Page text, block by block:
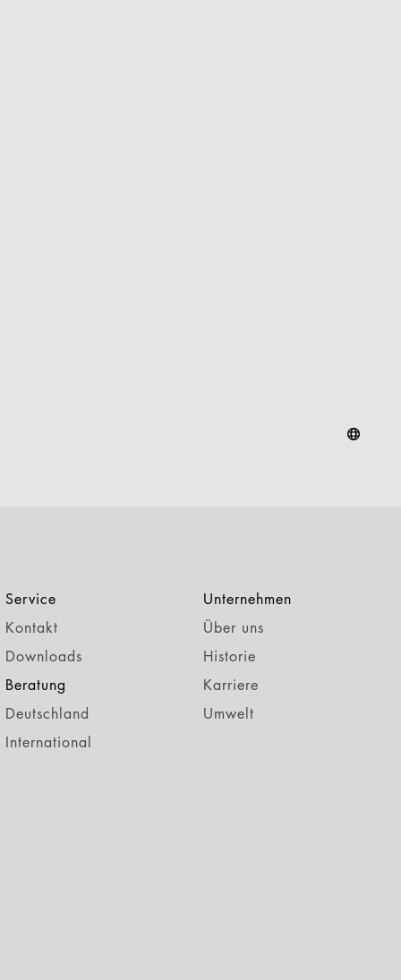
Service
Kontakt
Downloads
Beratung
Deutschland
International
Unternehmen
Über uns
Historie
Karriere
Umwelt